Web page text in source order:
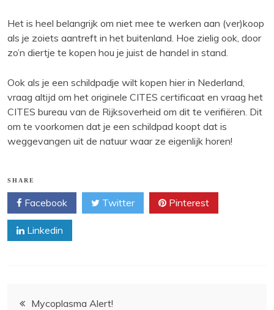
Het is heel belangrijk om niet mee te werken aan (ver)koop
als je zoiets aantreft in het buitenland. Hoe zielig ook, door
zo’n diertje te kopen hou je juist de handel in stand.
Ook als je een schildpadje wilt kopen hier in Nederland,
vraag altijd om het originele CITES certificaat en vraag het
CITES bureau van de Rijksoverheid om dit te verifiëren. Dit
om te voorkomen dat je een schildpad koopt dat is
weggevangen uit de natuur waar ze eigenlijk horen!
SHARE
Facebook Twitter Pinterest
Linkedin
Bericht
Mycoplasma Alert!